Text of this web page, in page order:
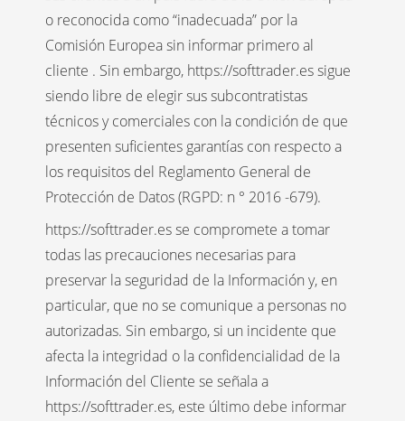
o reconocida como “inadecuada” por la
Comisión Europea sin informar primero al
cliente . Sin embargo, https://softtrader.es sigue
siendo libre de elegir sus subcontratistas
técnicos y comerciales con la condición de que
presenten suficientes garantías con respecto a
los requisitos del Reglamento General de
Protección de Datos (RGPD: n ° 2016 -679).
https://softtrader.es se compromete a tomar
todas las precauciones necesarias para
preservar la seguridad de la Información y, en
particular, que no se comunique a personas no
autorizadas. Sin embargo, si un incidente que
afecta la integridad o la confidencialidad de la
Información del Cliente se señala a
https://softtrader.es, este último debe informar